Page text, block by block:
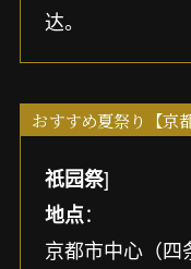
达。
おすすめ夏祭り【京
祇园祭]
地点：
京都市中心（四